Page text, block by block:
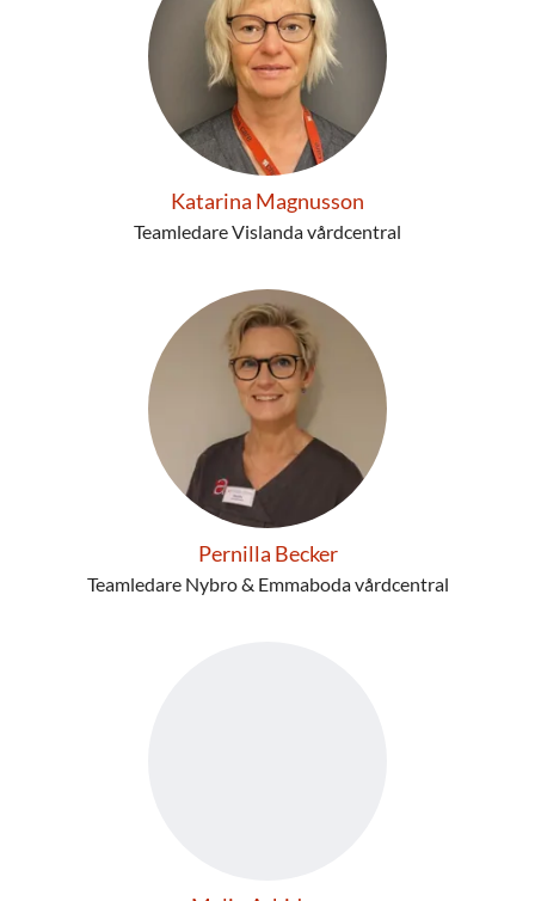
Katarina Magnusson
Teamledare Vislanda vårdcentral
Pernilla Becker
Teamledare Nybro & Emmaboda vårdcentral